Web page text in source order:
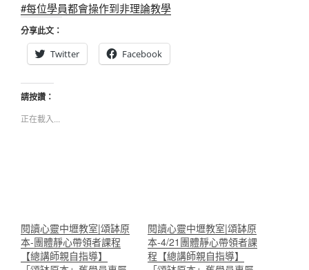
#每位學員都會操作到非理論教學
分享此文：
Twitter
Facebook
請按讚：
正在載入...
閱讀心靈中壢教室|頌缽原
本-團體靜心帶領者課程
【總講師親自指導】
閱讀心靈中壢教室|頌缽原
本-4/21團體靜心帶領者課
程【總講師親自指導】